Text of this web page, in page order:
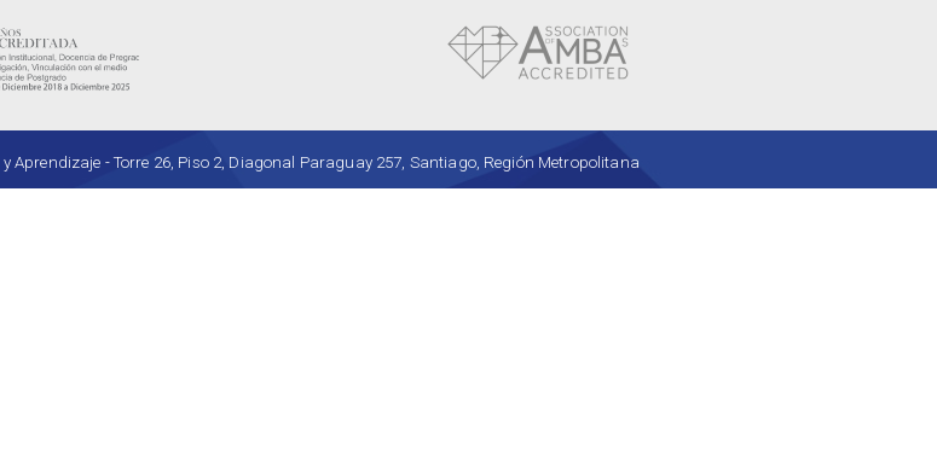
y Aprendizaje - Torre 26, Piso 2, Diagonal Paraguay 257, Santiago, Región Metropolitana